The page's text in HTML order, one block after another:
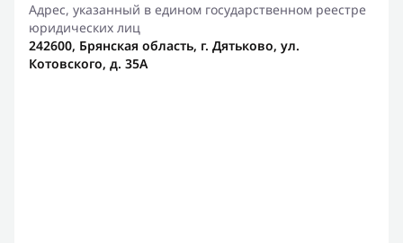
Адрес, указанный в едином государственном реестре
юридических лиц
242600, Брянская область, г. Дятьково, ул.
Котовского, д. 35А